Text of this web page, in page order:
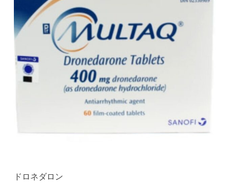
ドロネダロン